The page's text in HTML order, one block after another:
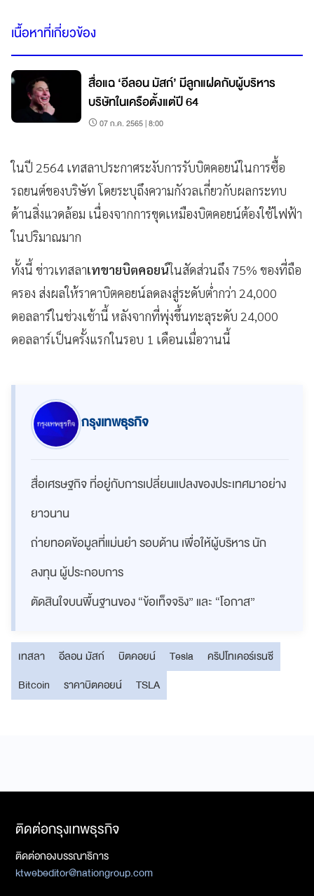
เนื้อหาที่เกี่ยวข้อง
สื่อแฉ ‘อีลอน มัสก์’ มีลูกแฝดกับผู้บริหาร
บริษัทในเครือตั้งแต่ปี 64
07 ก.ค. 2565 | 8:00
ในปี 2564 เทสลาประกาศระงับการรับบิตคอยน์ในการซื้อ
รถยนต์ของบริษัท โดยระบุถึงความกังวลเกี่ยวกับผลกระทบ
ด้านสิ่งแวดล้อม เนื่องจากการขุดเหมืองบิตคอยน์ต้องใช้ไฟฟ้า
ในปริมาณมาก
ทั้งนี้ ข่าวเทสลาเทขายบิตคอยน์ในสัดส่วนถึง 75% ของที่ถือ
ครอง ส่งผลให้ราคาบิตคอยน์ลดลงสู่ระดับต่ำกว่า 24,000
ดอลลาร์ในช่วงเช้านี้ หลังจากที่พุ่งขึ้นทะลุระดับ 24,000
ดอลลาร์เป็นครั้งแรกในรอบ 1 เดือนเมื่อวานนี้
กรุงเทพธุรกิจ
สื่อเศรษฐกิจ ที่อยู่กับการเปลี่ยนแปลงของประเทศมาอย่าง
ยาวนาน
ถ่ายทอดข้อมูลที่แม่นยำ รอบด้าน เพื่อให้ผู้บริหาร นัก
ลงทุน ผู้ประกอบการ
ตัดสินใจบนพื้นฐานของ “ข้อเท็จจริง” และ “โอกาส”
เทสลา อีลอน มัสก์ บิตคอยน์ Tesla
คริปโทเคอร์เรนซี
Bitcoin
ราคาบิตคอยน์ TSLA
ติดต่อกรุงเทพธุรกิจ
ติดต่อกองบรรณาธิการ
ktwebeditor@nationgroup.com